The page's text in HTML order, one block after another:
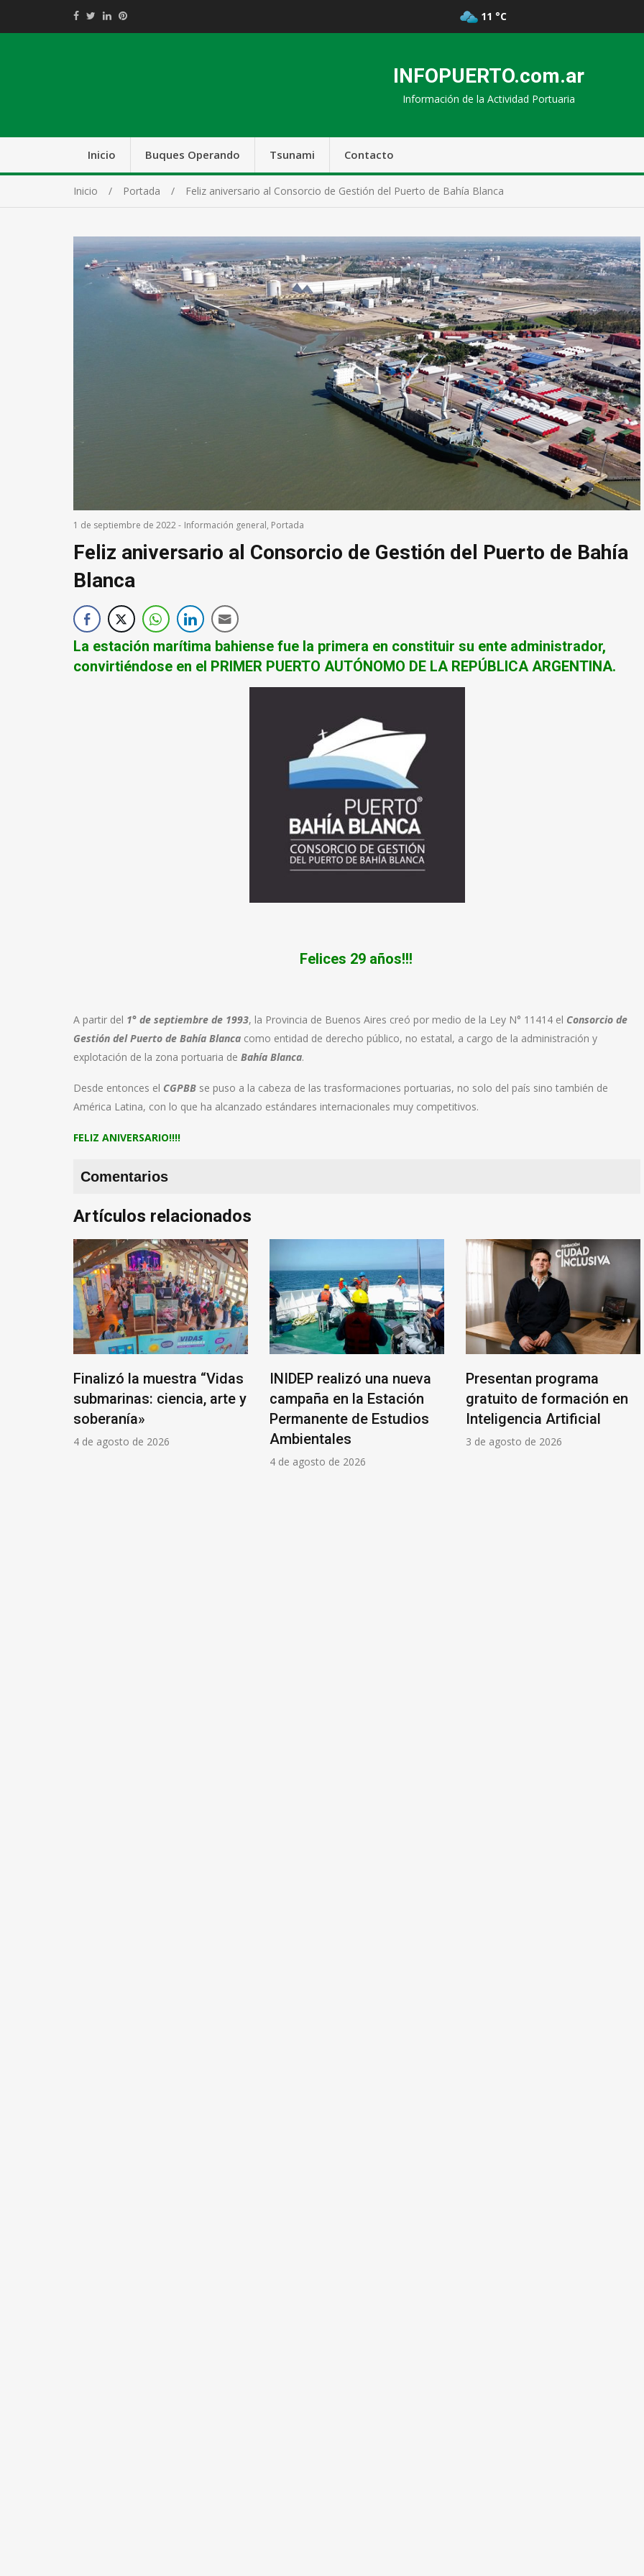
11 °C
INFOPUERTO.com.ar
Información de la Actividad Portuaria
Inicio Buques Operando Tsunami Contacto
Inicio Portada Feliz aniversario al Consorcio de Gestión del Puerto de Bahía Blanca
1 de septiembre de 2022- Información general, Portada
Feliz aniversario al Consorcio de Gestión del Puerto de Bahía
Blanca
La estación marítima bahiense fue la primera en constituir su ente administrador,
convirtiéndose en el PRIMER PUERTO AUTÓNOMO DE LA REPÚBLICA ARGENTINA.
Felices 29 años!!!
A partir del 1° de septiembre de 1993, la Provincia de Buenos Aires creó por medio de la Ley N° 11414 el Consorcio de
Gestión del Puerto de Bahía Blanca como entidad de derecho público, no estatal, a cargo de la administración y
explotación de la zona portuaria de Bahía Blanca.
Desde entonces el CGPBB se puso a la cabeza de las trasformaciones portuarias, no solo del país sino también de
América Latina, con lo que ha alcanzado estándares internacionales muy competitivos.
FELIZ ANIVERSARIO!!!!
Comentarios
Artículos relacionados
Finalizó la muestra “Vidas
submarinas: ciencia, arte y
soberanía»
4 de agosto de 2026
INIDEP realizó una nueva
campaña en la Estación
Permanente de Estudios
Ambientales
4 de agosto de 2026
Presentan programa
gratuito de formación en
Inteligencia Artificial
3 de agosto de 2026